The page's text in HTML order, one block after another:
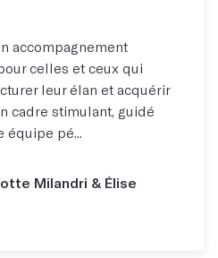
accompagnement
celles et ceux qui
leur élan et acquérir
cadre stimulant, guidé
équipe pé...
Milandri & Élise